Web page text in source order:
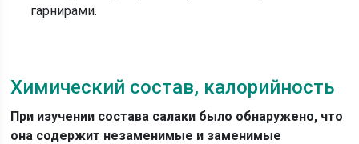
гарнирами.
Химический состав, калорийность
При изучении состава салаки было обнаружено, что
она содержит незаменимые и заменимые